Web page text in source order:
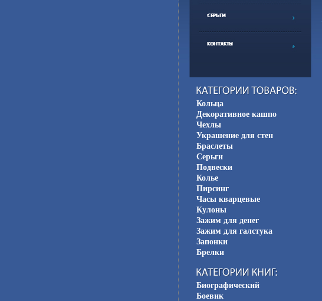
Кольца
Декоративное кашпо
Чехлы
Украшение для стен
Браслеты
Серьги
Подвески
Колье
Пирсинг
Часы кварцевые
Кулоны
Зажим для денег
Зажим для галстука
Запонки
Брелки
Биографический
Боевик